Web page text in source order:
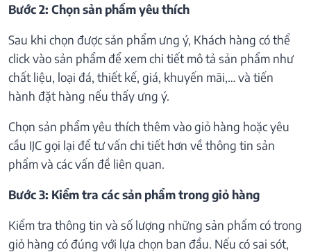
Bước 2: Chọn sản phẩm yêu thích
Sau khi chọn được sản phẩm ưng ý, Khách hàng có thể
click vào sản phẩm để xem chi tiết mô tả sản phẩm như
chất liệu, loại đá, thiết kế, giá, khuyến mãi,… và tiến
hành đặt hàng nếu thấy ưng ý.
Chọn sản phẩm yêu thích thêm vào giỏ hàng hoặc yêu
cầu IJC gọi lại để tư vấn chi tiết hơn về thông tin sản
phẩm và các vấn đề liên quan.
Bước 3: Kiểm tra các sản phẩm trong giỏ hàng
Kiểm tra thông tin và số lượng những sản phẩm có trong
giỏ hàng có đúng với lựa chọn ban đầu. Nếu có sai sót,